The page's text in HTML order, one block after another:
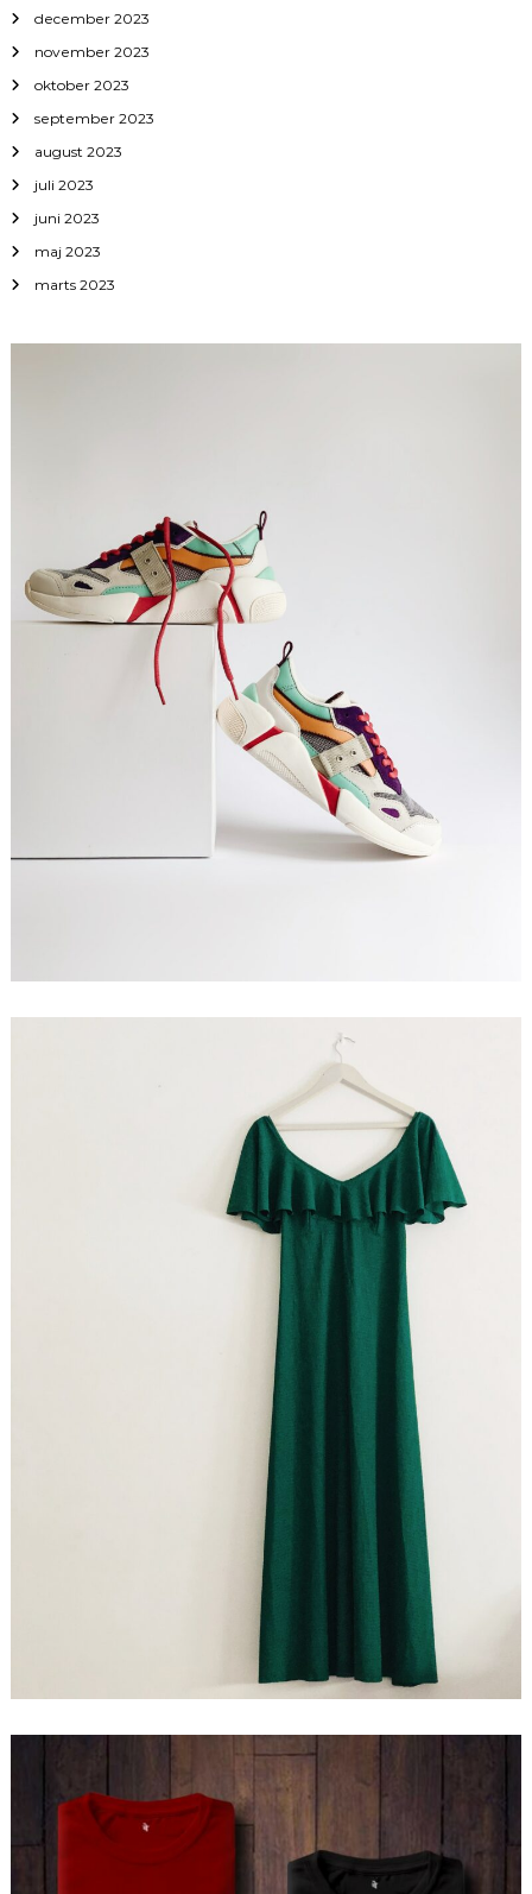
december 2023
november 2023
oktober 2023
september 2023
august 2023
juli 2023
juni 2023
maj 2023
marts 2023